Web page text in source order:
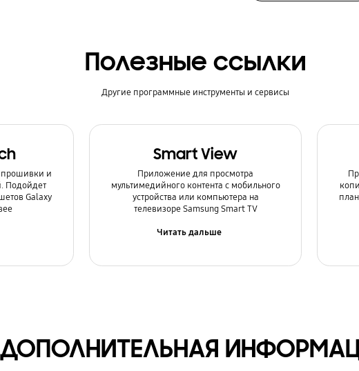
Полезные ссылки
Другие программные инструменты и сервисы
прошивки и
Подойдет
Galaxy
Smart View
Приложение для просмотра
мультимедийного контента с мобильного
устройства или компьютера на
телевизоре Samsung Smart TV
Читать дальше
ДОПОЛНИТЕЛЬНАЯ